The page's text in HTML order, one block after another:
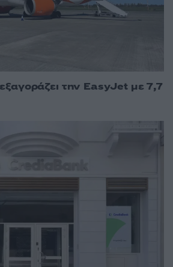
την EasyJet με 7,7